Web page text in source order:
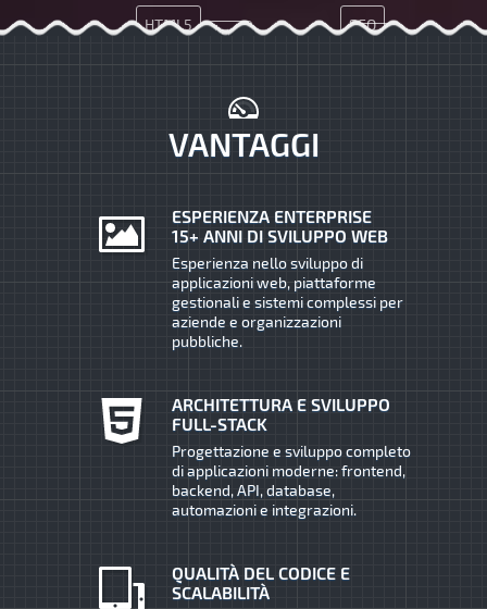
PHP
CSS
HTML5 SEO
VANTAGGI
ESPERIENZA ENTERPRISE
15+ ANNI DI SVILUPPO WEB
Esperienza nello sviluppo di
applicazioni web, piattaforme
gestionali e sistemi complessi per
aziende e organizzazioni
pubbliche.
ARCHITETTURA E SVILUPPO
FULL-STACK
Progettazione e sviluppo completo
di applicazioni moderne: frontend,
backend, API, database,
automazioni e integrazioni.
QUALITÀ DEL CODICE E
SCALABILITÀ